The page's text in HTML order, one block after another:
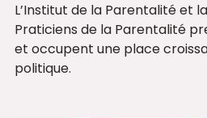
L’Institut de la Parentalité et
Praticiens de la Parentalité
et occupent une place
politique.